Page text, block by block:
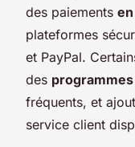
des paiements
plateformes
et PayPal.
des
fréquents, et
service client